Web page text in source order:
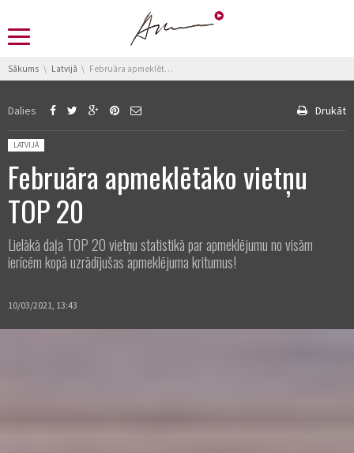
You are here:
Sākums Latvijā Februāra apmeklētāko vietņu TOP 20
Dalies Drukāt
Posted in:
LATVIJĀ
Februāra apmeklētāko vietņu
TOP 20
Lielākā daļa TOP 20 vietņu statistikā par apmeklējumu no visām
ierīcēm kopā uzrādījušas apmeklējuma kritumus!
10/03/2021, 13:43